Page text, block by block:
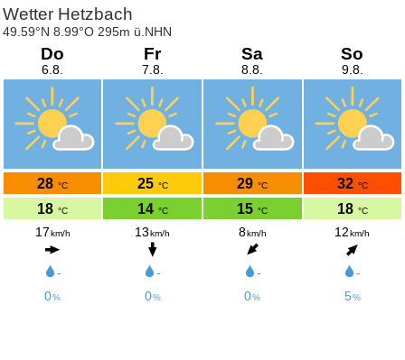
Wetter Hetzbach
49.59°N 8.99°O 295m ü.NHN
Do
6.8.
28 °C
18 °C
17km/h
-
0%
Fr
7.8.
25 °C
14 °C
13km/h
-
0%
Sa
8.8.
29 °C
15 °C
8km/h
-
0%
So
9.8.
32 °C
18 °C
12 km/h
-
5%